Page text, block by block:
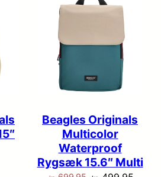
Beagles Originals
Multicolor
Waterproof
Rygsæk 15.6″ Multi